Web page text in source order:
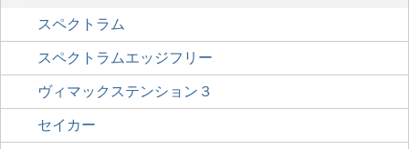
スペクトラム
スペクトラムエッジフリー
ヴィマックステンション３
セイカー